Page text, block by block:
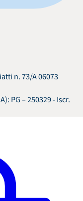
n. 73/A 06073
PG – 250329 - Iscr.